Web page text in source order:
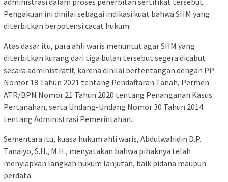
Pengakuan ini dinilai sebagai indikasi kuat bahwa SHM yang
diterbitkan berpotensi cacat hukum.
Atas dasar itu, para ahli waris menuntut agar SHM yang
diterbitkan kurang dari tiga bulan tersebut segera dicabut
secara administratif, karena dinilai bertentangan dengan PP
Nomor 18 Tahun 2021 tentang Pendaftaran Tanah, Permen
ATR/BPN Nomor 21 Tahun 2020 tentang Penanganan Kasus
Pertanahan, serta Undang-Undang Nomor 30 Tahun 2014
tentang Administrasi Pemerintahan.
Sementara itu, kuasa hukum ahli waris, Abdulwahidin D.P.
Tanaiyo, S.H., M.H., menyatakan bahwa pihaknya telah
menyiapkan langkah hukum lanjutan, baik pidana maupun
perdata.